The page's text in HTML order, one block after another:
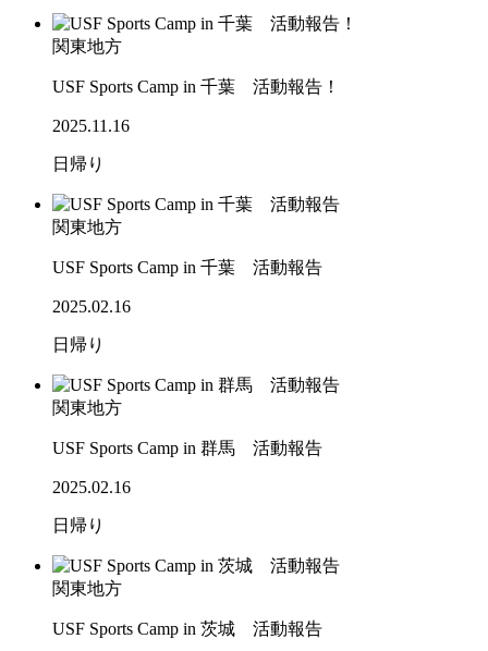
関東地方
USF Sports Camp in 千葉 活動報告！
2025.11.16
日帰り
関東地方
USF Sports Camp in 千葉 活動報告
2025.02.16
日帰り
関東地方
USF Sports Camp in 群馬 活動報告
2025.02.16
日帰り
関東地方
USF Sports Camp in 茨城 活動報告